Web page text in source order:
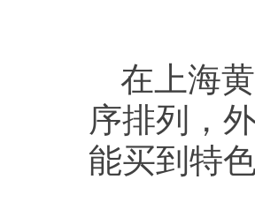
在上海
序排列，
能买到特